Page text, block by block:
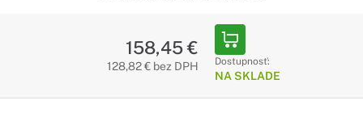
158,45 €
128,82 € bez DPH Dostupnosť:
NA SKLADE